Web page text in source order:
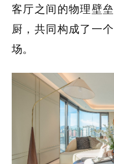
客厅之间的物理壁
厨，共同构成了一
场。